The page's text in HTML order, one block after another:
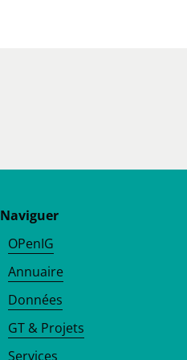
Naviguer
OPenIG
Annuaire
Données
GT & Projets
Services